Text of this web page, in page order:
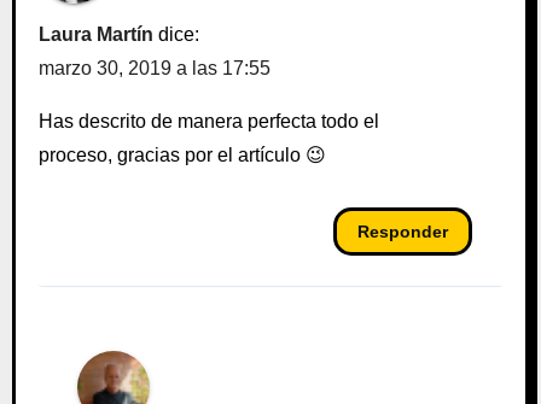
Laura Martín dice:
marzo 30, 2019 a las 17:55
Has descrito de manera perfecta todo el
proceso, gracias por el artículo 😉
Responder